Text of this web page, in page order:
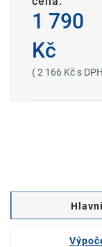
1 790
Kč
( 2 166 Kč s